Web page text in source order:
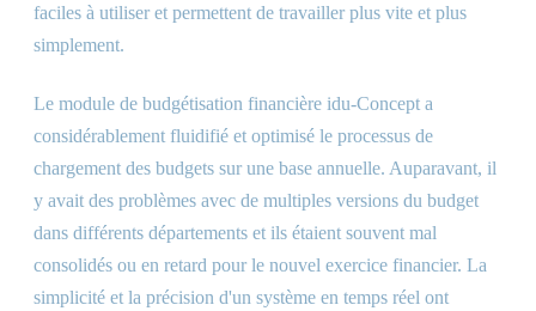
faciles à utiliser et permettent de travailler plus vite et plus
simplement.
Le module de budgétisation financière idu-Concept a
considérablement fluidifié et optimisé le processus de
chargement des budgets sur une base annuelle. Auparavant, il
y avait des problèmes avec de multiples versions du budget
dans différents départements et ils étaient souvent mal
consolidés ou en retard pour le nouvel exercice financier. La
simplicité et la précision d'un système en temps réel ont